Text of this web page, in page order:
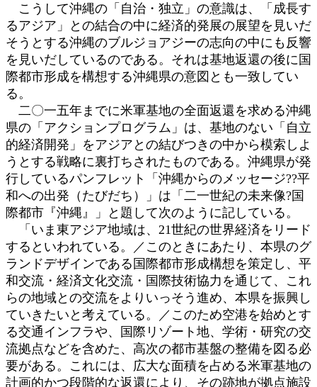
こうして沖縄の「自治・独立」の意識は、「成長す
るアジア」との結合の中に経済的発展の展望を見いだ
そうとする沖縄のブルジョアジーの志向の中にも反響
を見いだしているのである。それは基地返還の後に国
際都市形成を構想する沖縄県の意図とも一致してい
る。
二〇一五年までに米軍基地の全面返還を求める沖縄
県の「アクションプログラム」は、基地のない「自立
的経済開発」をアジアとの結びつきの中から模索しよ
うとする戦略に裏打ちされたものである。沖縄県が発
行しているパンフレット「沖縄からのメッセージ??平
和への出発（たびだち）」は「二一世紀の未来像?国
際都市『沖縄』」と題して次のように記している。
「いま東アジア地域は、21世紀の世界経済をリード
するといわれている。／このときにあたり、本県のグ
ランドデザインである国際都市形成構想を策定し、平
和交流・経済文化交流・国際技術協力を通じて、これ
らの地域との交流をよりいっそう進め、本県を振興し
ていきたいと考えている。／このため空港を始めとす
る交通インフラや、国際リゾート地、学術・研究の交
流拠点などを含めた、高次の都市基盤の整備を図る必
要がある。これには、広大な面積を占める米軍基地の
計画的かつ段階的な返還により、その跡地が拠点施設